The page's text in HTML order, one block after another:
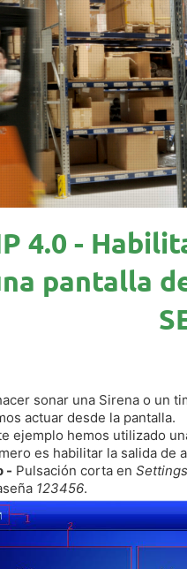
4.0 -
pantalla
sonar una Sirena o un
actuar desde la pantalla.
ejemplo hemos utilizado
es habilitar la salida de
- Pulsación corta en Settings
123456.